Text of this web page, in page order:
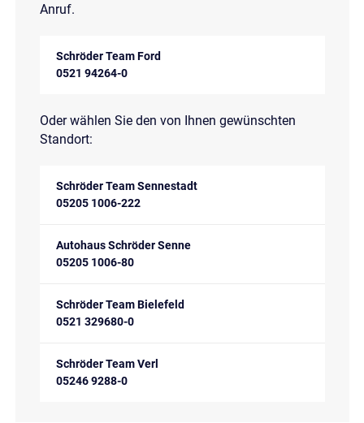
Anruf.
Schröder Team Ford
0521 94264-0
Oder wählen Sie den von Ihnen gewünschten
Standort:
Schröder Team Sennestadt
05205 1006-222
Autohaus Schröder Senne
05205 1006-80
Schröder Team Bielefeld
0521 329680-0
Schröder Team Verl
05246 9288-0